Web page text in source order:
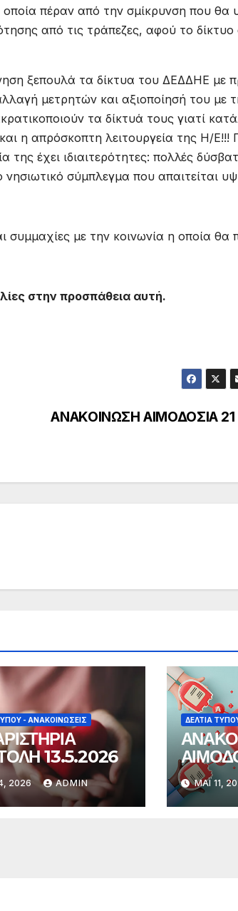
πέραν από την σμίκρυνση που θα
από τις τράπεζες, αφού το δίκτυο
ξεπουλά τα δίκτυα του ΔΕΔΔΗΕ με
μετρητών και αξιοποίησή του με
τα δίκτυά τους γιατί
η απρόσκοπτη λειτουργεία της Η/
έχει ιδιαιτερότητες: πολλές
σύμπλεγμα που απαιτείται
συμμαχίες με την κοινωνία η οποία θα
στην προσπάθεια αυτή.
ΑΝΑΚΟΙΝΩΣΗ ΑΙΜΟΔΟΣΙΑ 21
- ΑΝΑΚΟΙΝΏΣΕΙΣ
13.5.2026
2026 ADMIN
ΔΕΛΤΊΑ
ΜΆΙ 11,